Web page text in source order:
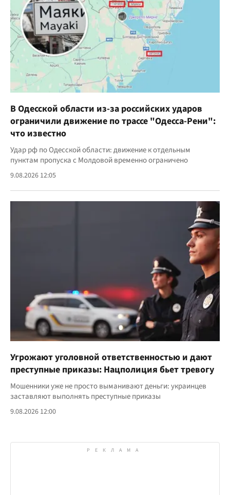
В Одесской области из-за российских ударов
ограничили движение по трассе "Одесса-Рени":
что известно
Удар рф по Одесской области: движение к отдельным
пунктам пропуска с Молдовой временно ограничено
9.08.2026 12:05
Угрожают уголовной ответственностью и дают
преступные приказы: Нацполиция бьет тревогу
Мошенники уже не просто выманивают деньги: украинцев
заставляют выполнять преступные приказы
9.08.2026 12:00